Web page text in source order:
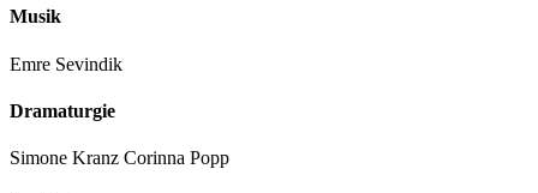
Musik
Emre Sevindik
Dramaturgie
Simone Kranz Corinna Popp